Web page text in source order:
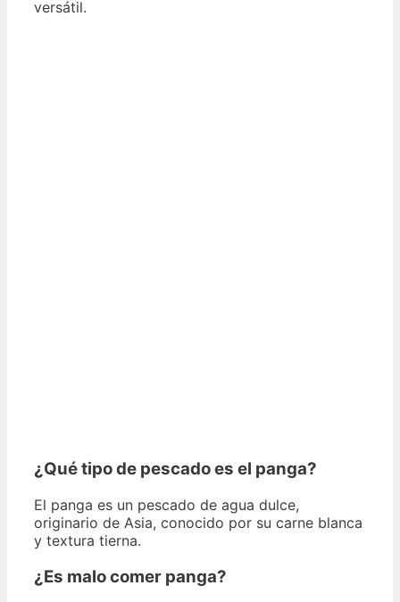
versátil.
¿Qué tipo de pescado es el panga?
El panga es un pescado de agua dulce,
originario de Asia, conocido por su carne blanca
y textura tierna.
¿Es malo comer panga?